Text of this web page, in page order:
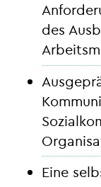
des
Eine